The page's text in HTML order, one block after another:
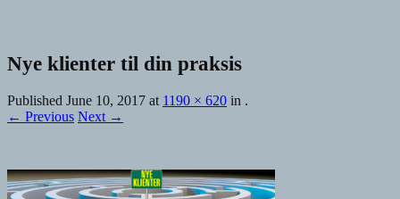
Nye klienter til din praksis
Published June 10, 2017 at 1190 × 620 in .
← Previous Next →